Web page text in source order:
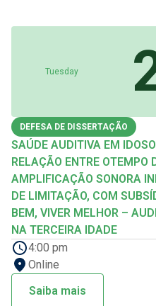
Tuesday
DEFESA DE DISSERTAÇÃO
SAÚDE AUDITIVA EM
RELAÇÃO ENTRE OTEMPO
AMPLIFICAÇÃO SONORA
DE LIMITAÇÃO, COM
BEM, VIVER MELHOR –
NA TERCEIRA IDADE
4:00 pm
Online
Saiba mais